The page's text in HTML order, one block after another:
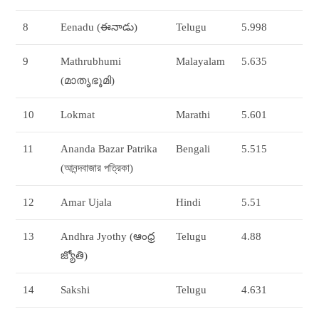
8 Eenadu (ఈనాడు) Telugu 5.998
9
Mathrubhumi
(മാതൃഭൂമി)
Malayalam 5.635
10 Lokmat Marathi 5.601
11
Ananda Bazar Patrika
(আনন্দবাজার পত্রিকা)
Bengali 5.515
12 Amar Ujala Hindi 5.51
13
Andhra Jyothy (ఆంధ్ర
జ్యోతి)
Telugu 4.88
14 Sakshi Telugu 4.631